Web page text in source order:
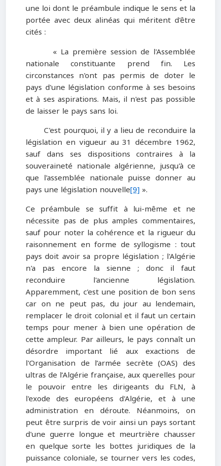
une loi dont le préambule indique le sens et la
portée avec deux alinéas qui méritent d'être
cités :
« La première session de l'Assemblée
nationale constituante prend fin. Les
circonstances n'ont pas permis de doter le
pays d'une législation conforme à ses besoins
et à ses aspirations. Mais, il n'est pas possible
de laisser le pays sans loi.
C'est pourquoi, il y a lieu de reconduire la
législation en vigueur au 31 décembre 1962,
sauf dans ses dispositions contraires à la
souveraineté nationale algérienne, jusqu'à ce
que l'assemblée nationale puisse donner au
pays une législation nouvelle[9]».
Ce préambule se suffit à lui-même et ne
nécessite pas de plus amples commentaires,
sauf pour noter la cohérence et la rigueur du
raisonnement en forme de syllogisme : tout
pays doit avoir sa propre législation ; l'Algérie
n'a pas encore la sienne ; donc il faut
reconduire l'ancienne législation.
Apparemment, c'est une position de bon sens
car on ne peut pas, du jour au lendemain,
remplacer le droit colonial et il faut un certain
temps pour mener à bien une opération de
cette ampleur. Par ailleurs, le pays connaît un
désordre important lié aux exactions de
l'Organisation de l’armée secrète (OAS) des
ultras de l’Algérie française, aux querelles pour
le pouvoir entre les dirigeants du FLN, à
l'exode des européens d'Algérie, et à une
administration en déroute. Néanmoins, on
peut être surpris de voir ainsi un pays sortant
d'une guerre longue et meurtrière chausser
en quelque sorte les bottes juridiques de la
puissance coloniale, se tourner vers les codes,